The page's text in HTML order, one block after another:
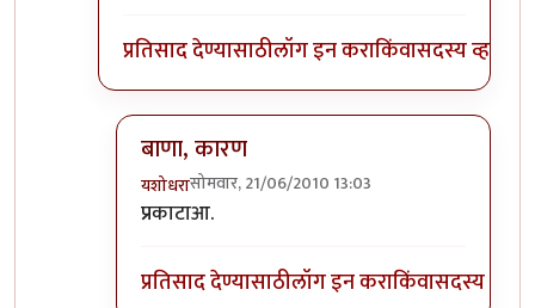
प्रतिसाद देण्यासाठीलॉग इन कराकिंवासदस्य व्हा
बाणा, कारण
यशोधरासोमवार, 21/06/2010 13:03
In reply to
प्रकाटाआ.
प्रतिसाद देण्यासाठीलॉग इन कराकिंवासदस्य व्हा